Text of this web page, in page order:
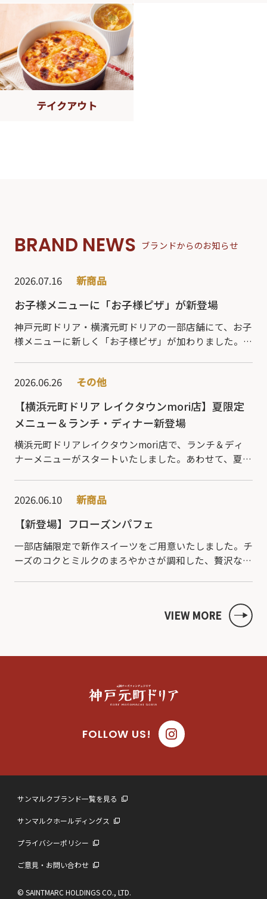
テイクアウト
BRAND NEWS ブランドからのお知らせ
2026.07.16 新商品
お子様メニューに「お子様ピザ」が新登場
神戸元町ドリア・横濱元町ドリアの一部店舗にて、お子
様メニューに新しく「お子様ピザ」が加わりました。焼
す…
2026.06.26 その他
【横浜元町ドリア レイクタウンmori店】夏限定
メニュー＆ランチ・ディナー新登場
横浜元町ドリアレイクタウンmori店で、ランチ＆ディ
ナーメニューがスタートいたしました。あわせて、夏の
2026.06.10 新商品
【新登場】フローズンパフェ
一部店舗限定で新作スイーツをご用意いたしました。チ
ーズのコクとミルクのまろやかさが調和した、贅沢な味
VIEW MORE
FOLLOW US!
サンマルクブランド一覧を見る
サンマルクホールディングス
プライバシーポリシー
ご意見・お問い合わせ
© SAINTMARC HOLDINGS CO., LTD.